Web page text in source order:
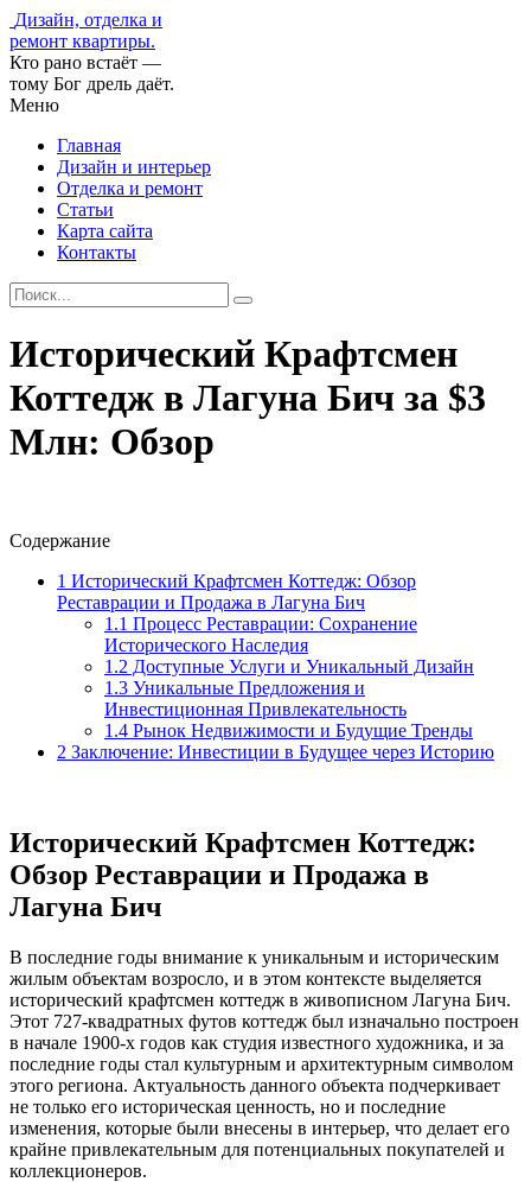
Дизайн, отделка и
ремонт квартиры.
Кто рано встаёт —
тому Бог дрель даёт.
Меню
Главная
Дизайн и интерьер
Отделка и ремонт
Статьи
Карта сайта
Контакты
Исторический Крафтсмен
Коттедж в Лагуна Бич за $3
Млн: Обзор
Содержание
1 Исторический Крафтсмен Коттедж: Обзор
Реставрации и Продажа в Лагуна Бич
1.1 Процесс Реставрации: Сохранение
Исторического Наследия
1.2 Доступные Услуги и Уникальный Дизайн
1.3 Уникальные Предложения и
Инвестиционная Привлекательность
1.4 Рынок Недвижимости и Будущие Тренды
2 Заключение: Инвестиции в Будущее через Историю
Исторический Крафтсмен Коттедж:
Обзор Реставрации и Продажа в
Лагуна Бич
В последние годы внимание к уникальным и историческим
жилым объектам возросло, и в этом контексте выделяется
исторический крафтсмен коттедж в живописном Лагуна Бич.
Этот 727-квадратных футов коттедж был изначально построен
в начале 1900-х годов как студия известного художника, и за
последние годы стал культурным и архитектурным символом
этого региона. Актуальность данного объекта подчеркивает
не только его историческая ценность, но и последние
изменения, которые были внесены в интерьер, что делает его
крайне привлекательным для потенциальных покупателей и
коллекционеров.